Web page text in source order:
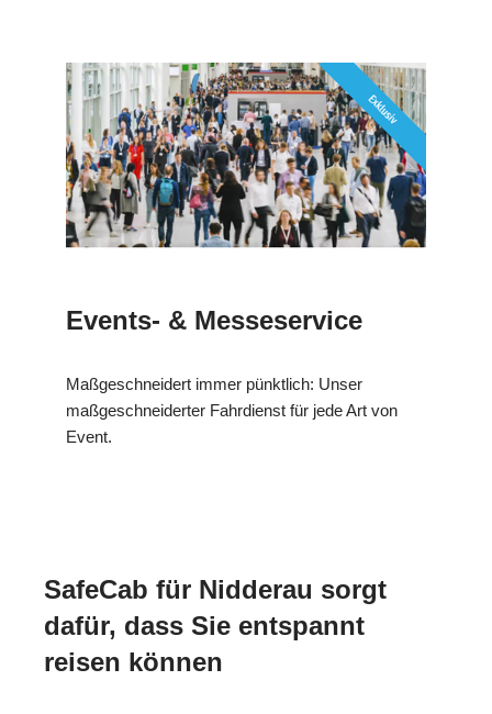
Events- & Messeservice
Maßgeschneidert immer pünktlich: Unser
maßgeschneiderter Fahrdienst für jede Art von
Event.
SafeCab für Nidderau sorgt
dafür, dass Sie entspannt
reisen können